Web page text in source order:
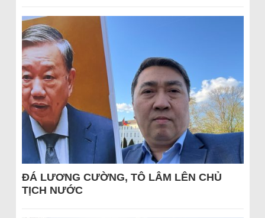
ĐÁ LƯƠNG CƯỜNG, TÔ LÂM LÊN CHỦ
TỊCH NƯỚC